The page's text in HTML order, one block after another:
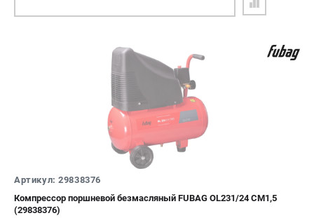
Артикул: 29838376
Компрессор поршневой безмасляный FUBAG OL231/24 CM1,5
(29838376)